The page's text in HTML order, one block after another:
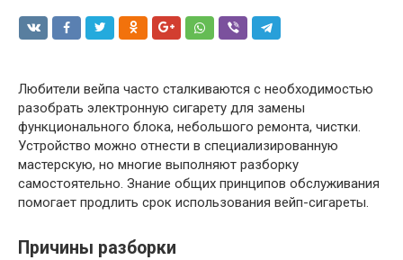
Любители вейпа часто сталкиваются с необходимостью
разобрать электронную сигарету для замены
функционального блока, небольшого ремонта, чистки.
Устройство можно отнести в специализированную
мастерскую, но многие выполняют разборку
самостоятельно. Знание общих принципов обслуживания
помогает продлить срок использования вейп-сигареты.
Причины разборки